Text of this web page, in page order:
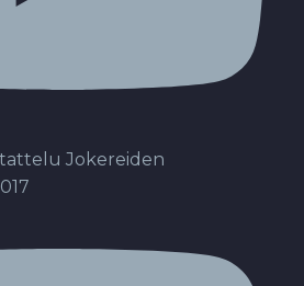
Jokereiden